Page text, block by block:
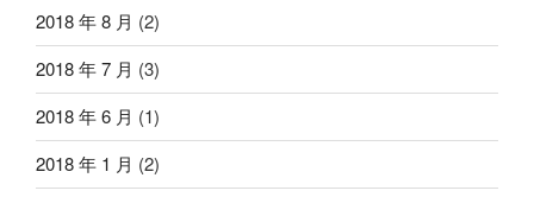
2018 年 8 月 (2)
2018 年 7 月 (3)
2018 年 6 月 (1)
2018 年 1 月 (2)